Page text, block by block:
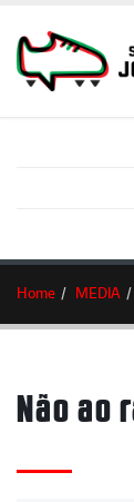
Home MEDIA
Não ao